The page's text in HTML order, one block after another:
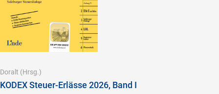
Doralt (Hrsg.)
KODEX Steuer-Erlässe 2026, Band I